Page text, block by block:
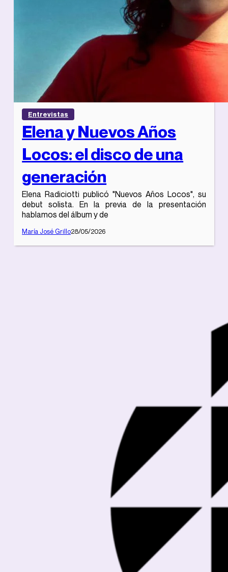
Entrevistas
Elena y Nuevos Años
Locos: el disco de una
generación
Elena Radiciotti publicó "Nuevos Años Locos", su
debut solista. En la previa de la presentación
hablamos del álbum y de
María José Grillo28/05/2026